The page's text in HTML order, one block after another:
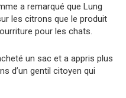
a remarqué que Lung
les citrons que le produit
pour les chats.
un sac et a appris plus
d’un gentil citoyen qui